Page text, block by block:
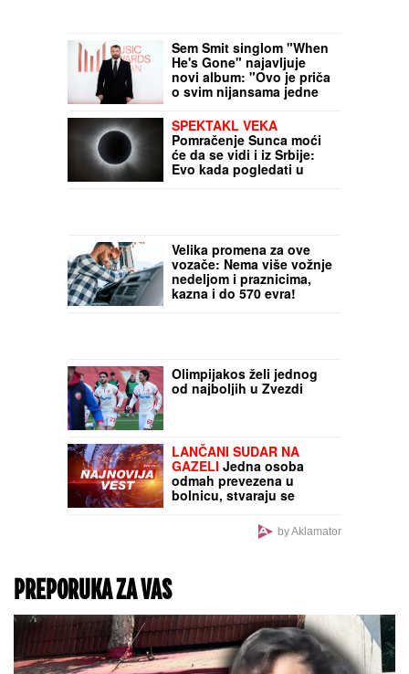
Sem Smit singlom "When
He's Gone" najavljuje
novi album: "Ovo je priča
o svim nijansama jedne
Evo kada pogledati u
nebo i koliko će Sunce
Velika promena za ove